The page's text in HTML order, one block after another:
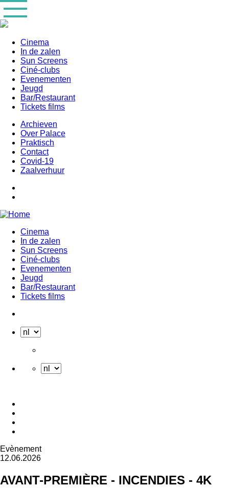
Overslaan
en
naar
inhoud
gaan
Main
navigation
Cinema
In de zalen
Sun Screens
Ciné-clubs
Evenementen
Jeugd
Bar/Restaurant
Tickets films
Archieven
Over Palace
Praktisch
Contact
Covid-19
Zaalverhuur
Cinema
In de zalen
Sun Screens
Ciné-clubs
Evenementen
Jeugd
Bar/Restaurant
Tickets films
Evènement
12.06.2026
AVANT-PREMIÈRE - INCENDIES - 4K